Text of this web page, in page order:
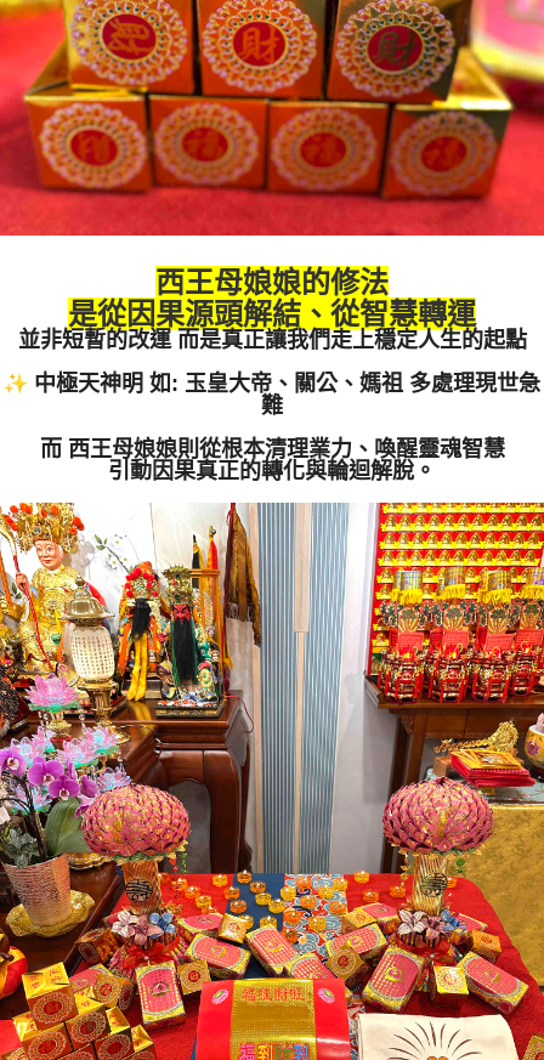
西王母娘娘的修法
是從因果源頭解結、從智慧轉運
並非短暫的改運 而是真正讓我們走上穩定人生的起點
中極天神明 如: 玉皇大帝、關公、媽祖 多處理現世急
難
而 西王母娘娘則從根本清理業力、喚醒靈魂智慧
引動因果真正的轉化與輪迴解脫。